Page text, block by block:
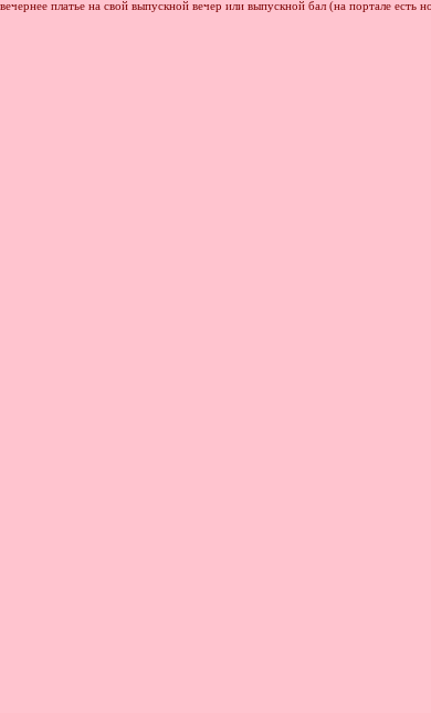
вечернее платье на свой выпускной вечер или выпускной бал (на портале